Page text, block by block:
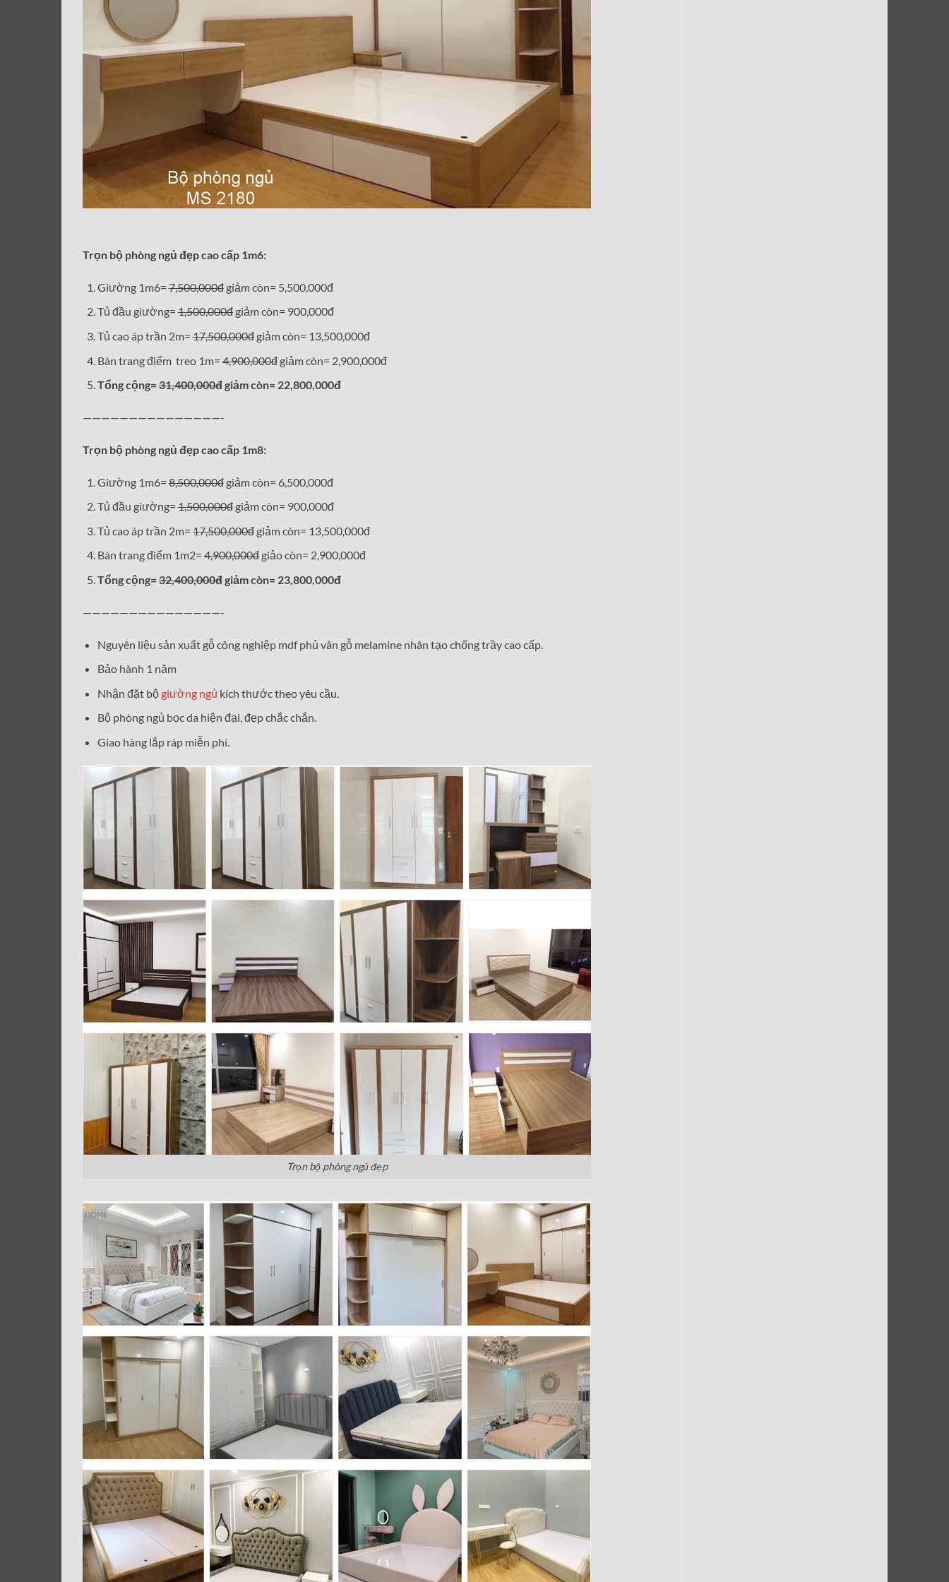
Trọn bộ phòng ngủ đẹp cao cấp 1m6:
Giường 1m6=7,500,000đgiảm còn= 5,500,000đ
Tủ đầu giường=1,500,000đgiảm còn= 900,000đ
Tủ cao áp trần 2m=17,500,000đgiảm còn= 13,500,000đ
Bàn trang điểm treo 1m=4,900,000đgiảm còn= 2,900,000đ
Tổng cộng=31,400,000đgiảm còn= 22,800,000đ
———————————————-
Trọn bộ phòng ngủ đẹp cao cấp 1m8:
Giường 1m6=8,500,000đgiảm còn= 6,500,000đ
Tủ đầu giường=1,500,000đgiảm còn= 900,000đ
Tủ cao áp trần 2m=17,500,000đgiảm còn= 13,500,000đ
Bàn trang điểm 1m2=4,900,000đgiảo còn= 2,900,000đ
Tổng cộng=32,400,000đgiảm còn= 23,800,000đ
———————————————-
Nguyên liệu sản xuất gỗ công nghiệp mdf phủ vân gỗ melamine nhân tạo chống trầy cao cấp.
Bảo hành 1 năm
Nhận đặt bộgiường ngủ kích thước theo yêu cầu.
Bộ phòng ngủ bọc da hiện đại, đẹp chắc chắn.
Giao hàng lắp ráp miễn phí.
Trọn bộ phòng ngủ đẹp